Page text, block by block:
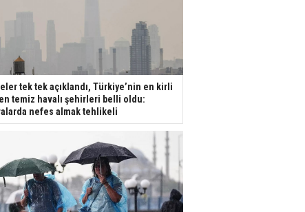
tek tek açıklandı, Türkiye’nin en kirli
temiz havalı şehirleri belli oldu:
nefes almak tehlikeli